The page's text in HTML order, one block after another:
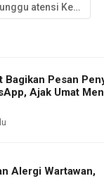
Tunggu atensi Kemendagri
Bagikan Pesan
Ajak Umat
Alergi Wartawan,